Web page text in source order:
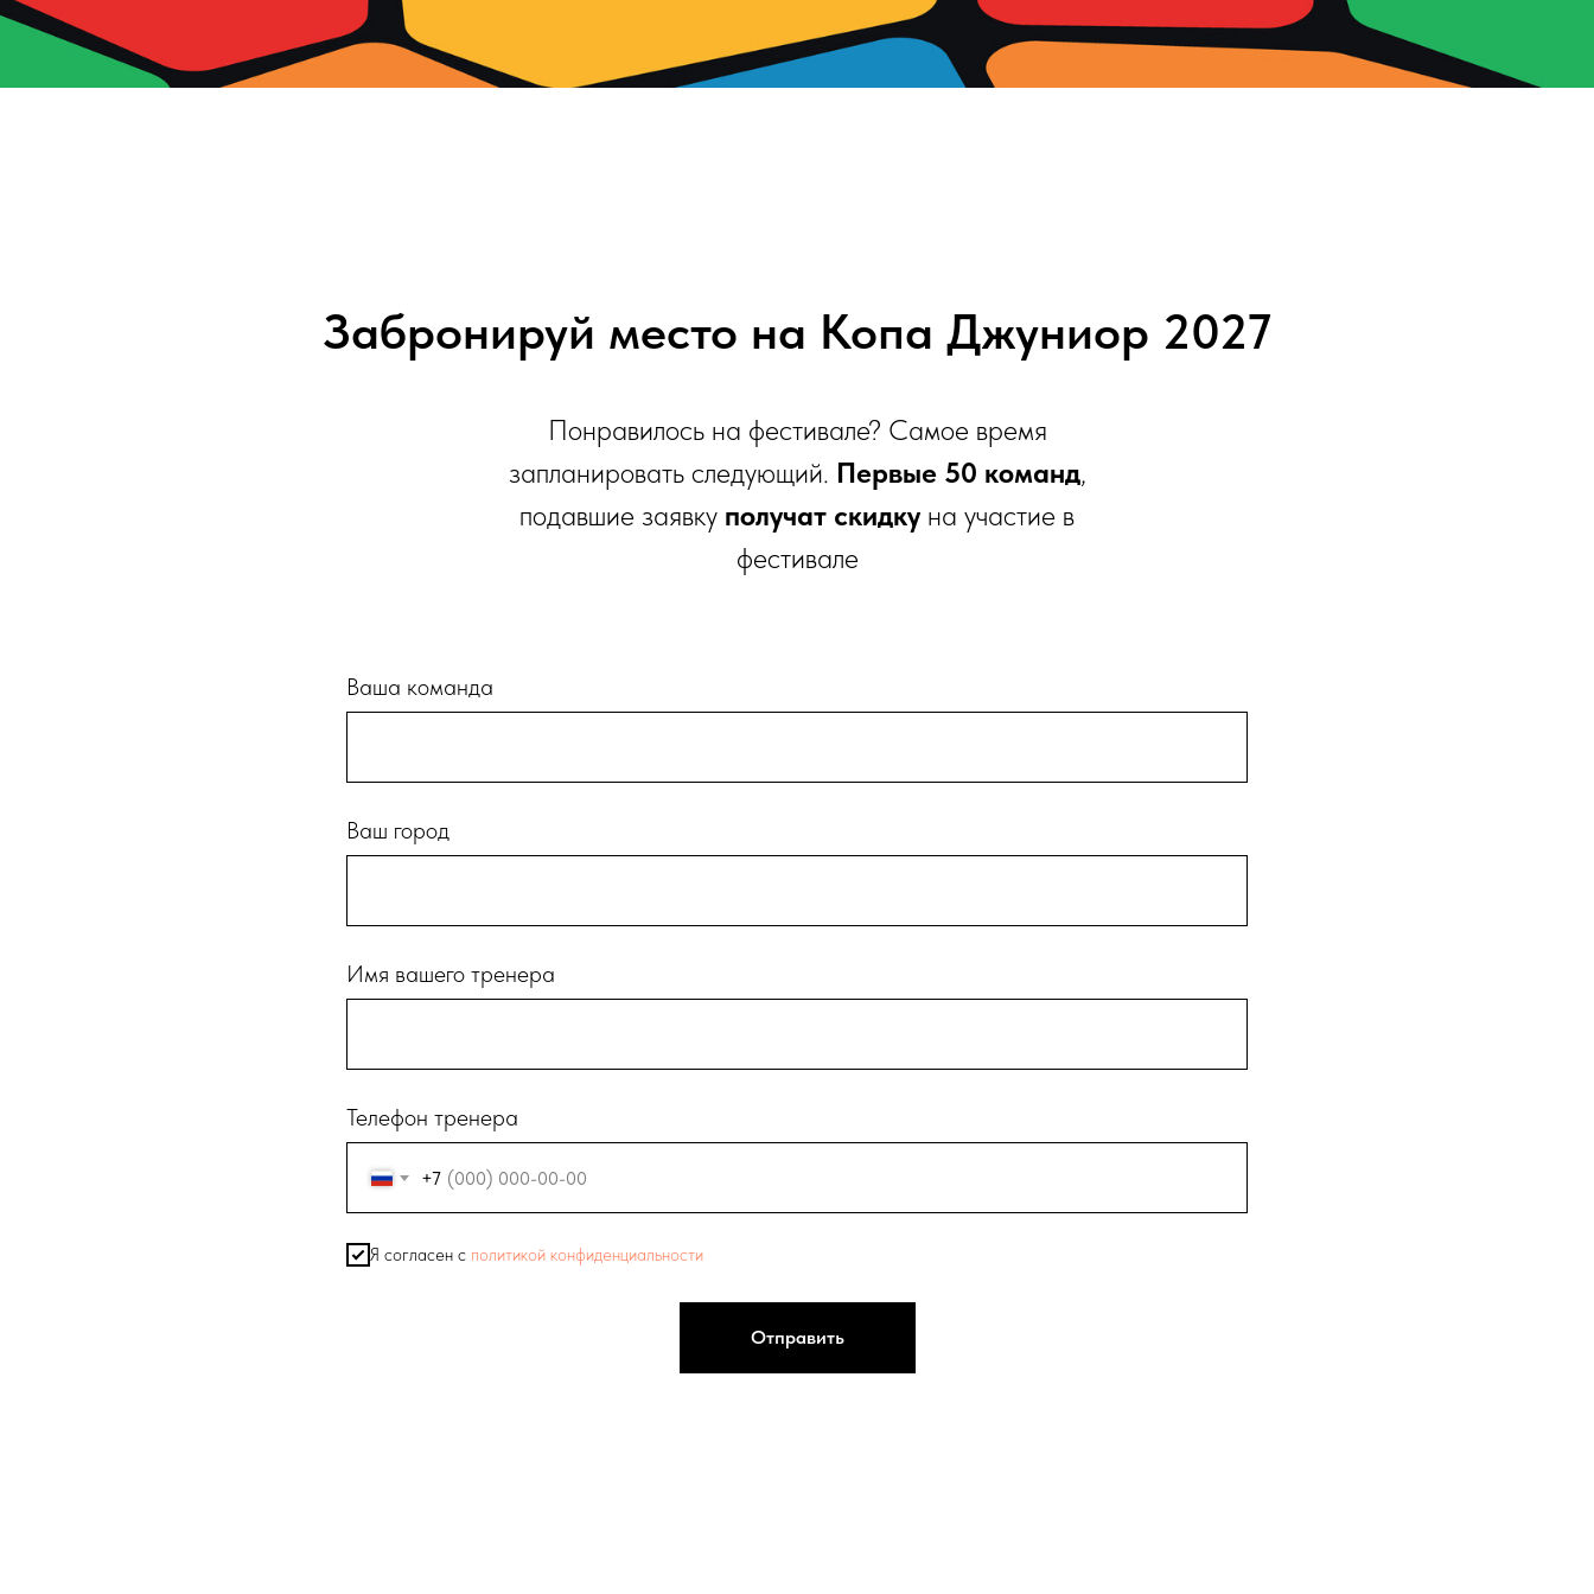
Забронируй место на Копа Джуниор 2027
Понравилось на фестивале? Самое время
запланировать следующий. Первые 50 команд,
подавшие заявку получат скидку на участие в
фестивале
Ваша команда
Ваш город
Имя вашего тренера
Телефон тренера
+7
Я согласен с политикой конфиденциальности
Отправить